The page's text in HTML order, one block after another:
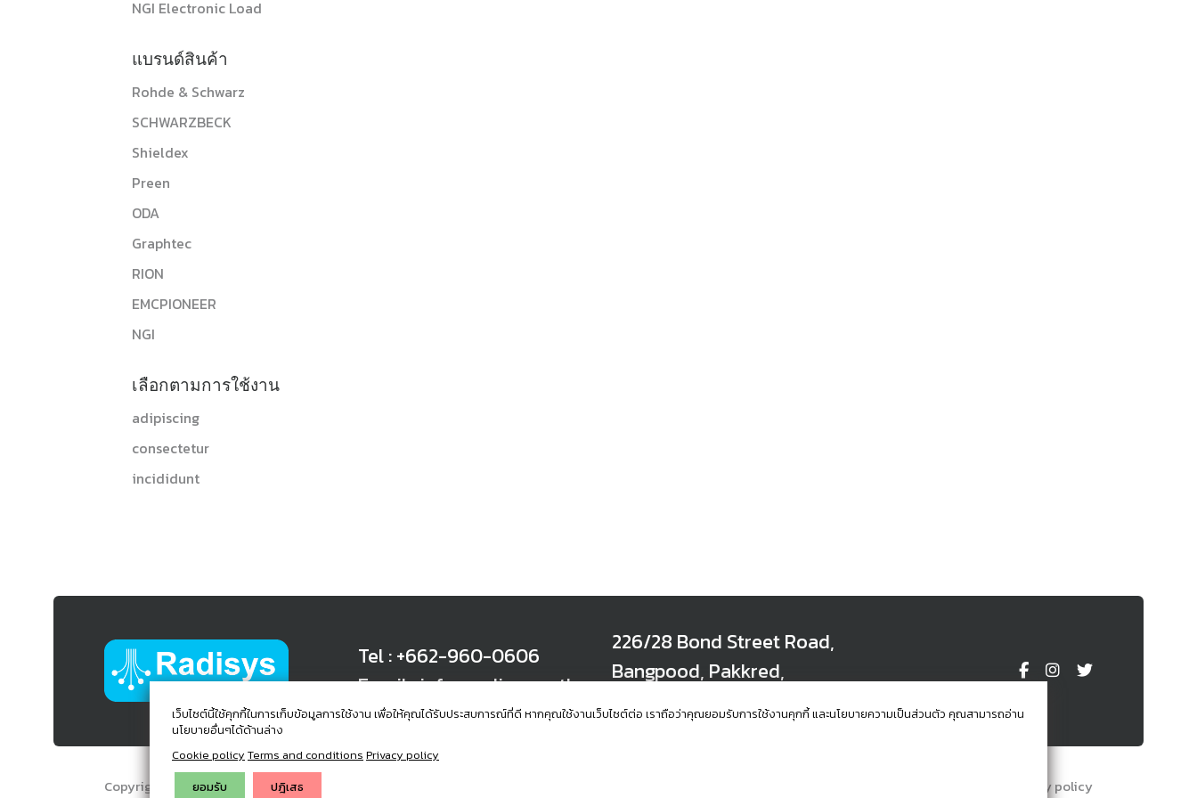
NGI Electronic Load
แบรนด์สินค้า
Rohde & Schwarz
SCHWARZBECK
Shieldex
Preen
ODA
Graphtec
RION
EMCPIONEER
NGI
เลือกตามการใช้งาน
adipiscing
consectetur
incididunt
เว็บไซต์นี้ใช้คุกกี้ในการเก็บข้อมูลการใช้งาน เพื่อให้คุณได้รับประสบการณ์ที่ดี หากคุณใช้งานเว็บไซต์ต่อ เราถือว่าคุณยอมรับการใช้งานคุกกี้ และนโยบายความเป็นส่วนตัว คุณสามารถอ่าน
นโยบายอื่นๆได้ด้านล่าง
Cookie policy Terms and conditions Privacy policy
ยอมรับ
ปฎิเสธ
Tel : +662-960-0606
Email : info@radisys.co.th
226/28 Bond Street Road,
Bangpood, Pakkred,
Nonthaburi 11120 Thailand
Copyright © 2024. Radisys Co.,Ltd. All Rights Reserved. Privacy policy